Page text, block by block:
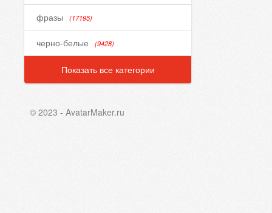
фразы (17195)
черно-белые (9428)
Показать все категории
© 2023 - AvatarMaker.ru